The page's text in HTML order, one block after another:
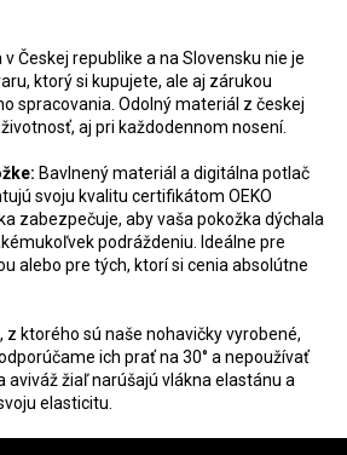
v Českej republike a na Slovensku nie je
ktorý si kupujete, ale aj zárukou
spracovania. Odolný materiál z českej
aj pri každodennom nosení.
Bavlnený materiál a digitálna potlač
svoju kvalitu certifikátom OEKO
zabezpečuje, aby vaša pokožka dýchala
podráždeniu. Ideálne pre
alebo pre tých, ktorí si cenia absolútne
z ktorého sú naše nohavičky vyrobené,
ich prať na 30° a nepoužívať
aviváž žiaľ narúšajú vlákna elastánu a
elasticitu.